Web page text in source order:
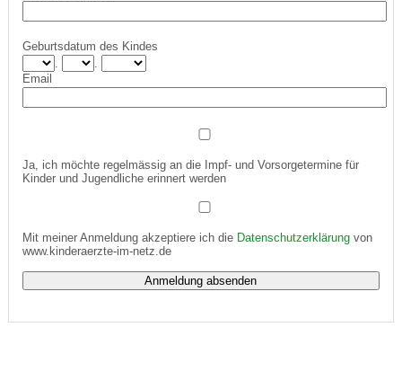
Geburtsdatum des Kindes
Email
Ja, ich möchte regelmässig an die Impf- und Vorsorgetermine für
Kinder und Jugendliche erinnert werden
Mit meiner Anmeldung akzeptiere ich die Datenschutzerklärungvon
www.kinderaerzte-im-netz.de